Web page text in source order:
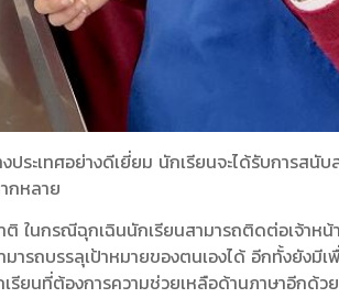
ะเทศอย่างดีเยี่ยม นักเรียนจะได้รับการสนับ
กหลาย
ติ ในกรณีฉุกเฉินนักเรียนสามารถติดต่อเจ้าหน้
ารถบรรลุเป้าหมายของตนเองได้ อีกทั้งยังมี
ยนที่ต้องการความช่วยเหลือด้านภาษาอีกด้วย